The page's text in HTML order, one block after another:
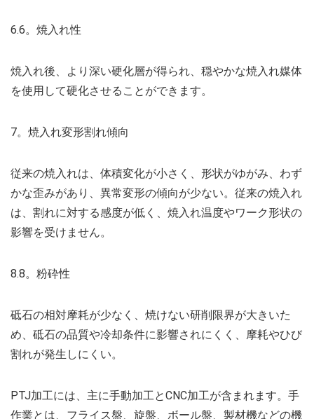
6.6。焼入れ性
焼入れ後、より深い硬化層が得られ、穏やかな焼入れ媒体
を使用して硬化させることができます。
7。焼入れ変形割れ傾向
従来の焼入れは、体積変化が小さく、形状がゆがみ、わず
かな歪みがあり、異常変形の傾向が少ない。従来の焼入れ
は、割れに対する感度が低く、焼入れ温度やワーク形状の
影響を受けません。
8.8。粉砕性
砥石の相対摩耗が少なく、焼けない研削限界が大きいた
め、砥石の品質や冷却条件に影響されにくく、摩耗やひび
割れが発生しにくい。
PTJ加工には、主に手動加工とCNC加工が含まれます。手
作業とは、フライス盤、旋盤、ボール盤、製材機などの機